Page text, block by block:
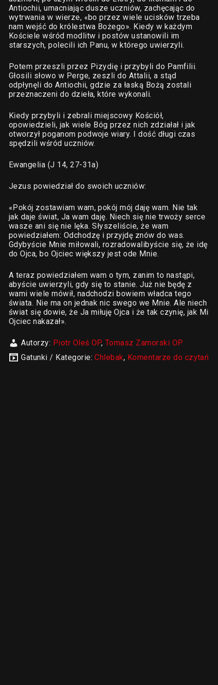
Antiochii, umacniając dusze uczniów, zachęcając do
wytrwania w wierze, «bo przez wiele ucisków trzeba
nam wejść do królestwa Bożego». Kiedy w każdym
Kościele wśród modlitw i postów ustanowili im
starszych, polecili ich Panu, w którego uwierzyli.
Potem przeszli przez Pizydię i przybyli do Pamfilii.
Głosili słowo w Perge, zeszli do Attalii, a stąd
odpłynęli do Antiochii, gdzie za łaską Bożą zostali
przeznaczeni do dzieła, które wykonali.
Kiedy przybyli i zebrali miejscowy Kościół,
opowiedzieli, jak wiele Bóg przez nich zdziałał i jak
otworzył poganom podwoje wiary. I dość długi czas
spędzili wśród uczniów.
Ewangelia (J 14, 27-31a)
Jezus powiedział do swoich uczniów:
«Pokój zostawiam wam, pokój mój daję wam. Nie tak
jak daje świat, Ja wam daję. Niech się nie trwoży serce
wasze ani się nie lęka. Słyszeliście, że wam
powiedziałem: Odchodzę i przyjdę znów do was.
Gdybyście Mnie miłowali, rozradowalibyście się, że idę
do Ojca, bo Ojciec większy jest ode Mnie.
A teraz powiedziałem wam o tym, zanim to nastąpi,
abyście uwierzyli, gdy się to stanie. Już nie będę z
wami wiele mówił, nadchodzi bowiem władca tego
świata. Nie ma on jednak nic swego we Mnie. Ale niech
świat się dowie, że Ja miłuję Ojca i że tak czynię, jak Mi
Ojciec nakazał».
Autorzy: Piotr Oleś OP, Tomasz Zamorski OP
Gatunki / Kategorie:Chlebak, Komentarze do czytań